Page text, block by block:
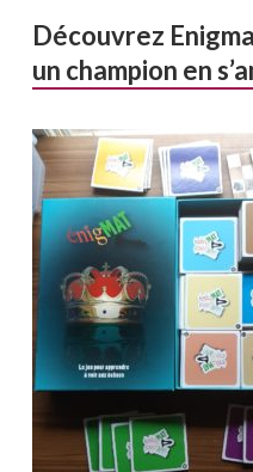
Découvrez
un champion en